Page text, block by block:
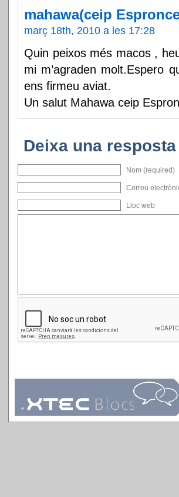
mahawa(ceip
març 18th, 2010 a les 17:28
Quin peixos més macos ,
mi m’agraden molt.Espero
ens firmeu aviat.
Un salut Mahawa ceip
Deixa una resposta
Nom (required)
Correu
Lloc web